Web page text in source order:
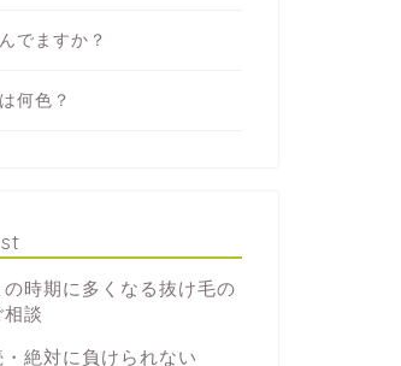
でますか？
何色？
の時期に多くなる抜け毛の
相談
・絶対に負けられない